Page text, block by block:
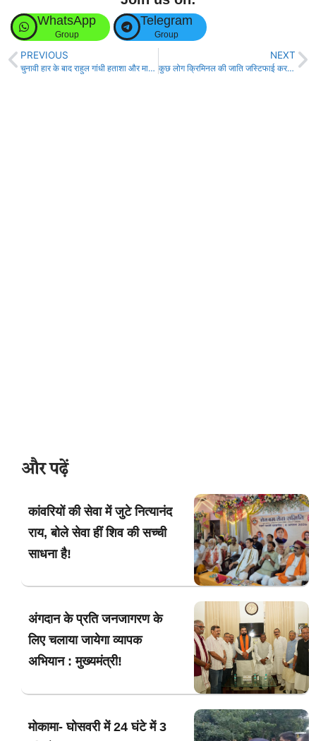
WhatsApp
Group
Telegram
Group
PREVIOUS
चुनावी हार के बाद राहुल गांधी हताशा और मानसिक दिवालियापन के शिकार : संजय सरावगी!
NEXT
कुछ लोग क्रिमिनल की जाति जस्टिफाई कर रहे हैँ, इतना गिर चूका राजनीति मंत्री अशोक चौधरी का तेजस्वी पर हमला!
और पढ़ें
कांवरियों की सेवा में जुटे नित्यानंद
राय, बोले सेवा हीं शिव की सच्ची
साधना है!
अंगदान के प्रति जनजागरण के
लिए चलाया जायेगा व्यापक
अभियान : मुख्यमंत्री!
मोकामा- घोसवरी में 24 घंटे में 3